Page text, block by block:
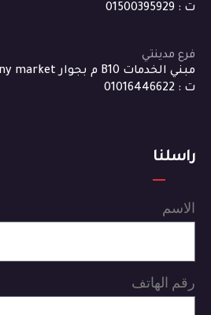
ت : 01500395929
فرع مدينتي
مبني الخدمات B10 م بجوار penny market .
ت : 01016446622
راسلنا
الاسم
رقم الهاتف